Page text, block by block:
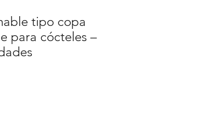
tipo copa
para cócteles –